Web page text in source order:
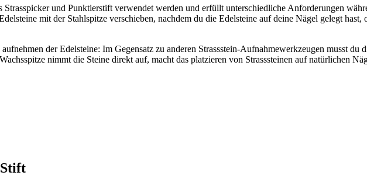
und Punktierstift verwendet werden und erfüllt unterschiedliche Anforderungen
​​mit der Stahlspitze verschieben, nachdem du die Edelsteine ​​auf deine Nägel gelegt
der Edelsteine: Im Gegensatz zu anderen Strassstein-Aufnahmewerkzeugen musst
nimmt die Steine ​​direkt auf, macht das platzieren von Strasssteinen auf natürlichen